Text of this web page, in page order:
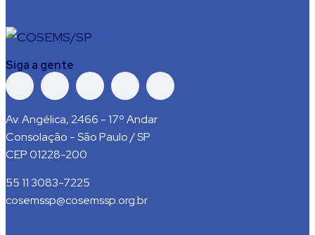
Siga a gente
Av. Angélica, 2466 - 17º Andar
Consolação - São Paulo / SP
CEP 01228-200
55 11 3083-7225
cosemssp@cosemssp.org.br